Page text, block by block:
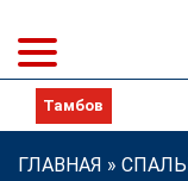
ГЛАВНАЯ »